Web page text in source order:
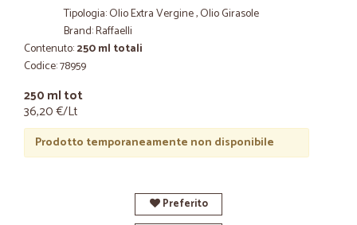
Tipologia: Olio Extra Vergine , Olio Girasole
Brand: Raffaelli
Contenuto:250 ml totali
Codice: 78959
250 ml tot
36,20 €/Lt
Prodotto temporaneamente non disponibile
Preferito